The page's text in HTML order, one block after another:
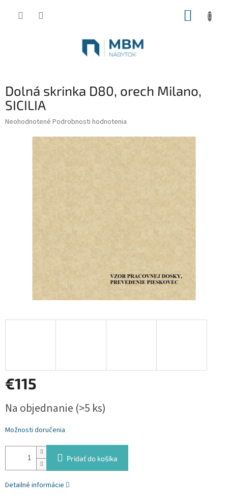
Dolná skrinka D80, orech Milano,
SICILIA
Priemerné
Neohodnotené Podrobnosti hodnotenia
€115
cena:
Na objednanie (>5 ks)
Možnosti doručenia
Pridať do košíka
Detailné informácie